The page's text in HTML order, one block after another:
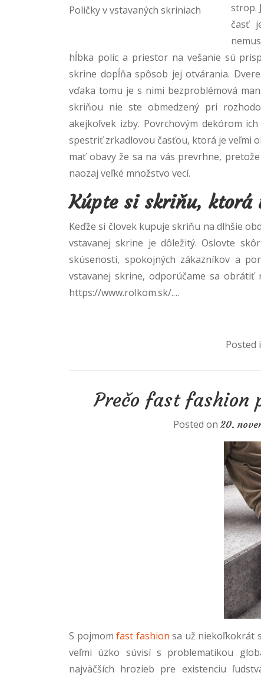
Poličky v vstavaných skriniach
strop.
časť
hĺbka políc a priestor na vešanie sú
skrine dopĺňa spôsob jej otvárania.
vďaka tomu je s nimi bezproblémová
skriňou nie ste obmedzený pri
akejkoľvek izby. Povrchovým dekórom
spestriť zrkadlovou časťou, ktorá je veľmi
mať obavy že sa na vás prevrhne,
naozaj veľké množstvo vecí.
Kúpte si skriňu, ktorá
Keďže si človek kupuje skriňu na dlhšie
vstavanej skrine je dôležitý. Oslovte
skúsenosti, spokojných zákazníkov a
vstavanej skrine, odporúčame sa
https://www.rolkom.sk/.…
Posted
Prečo fast fashion
Posted on 20.
S pojmomfast fashion sa už niekoľkokrát
veľmi úzko súvisí s problematikou
najväčších hrozieb pre existenciu